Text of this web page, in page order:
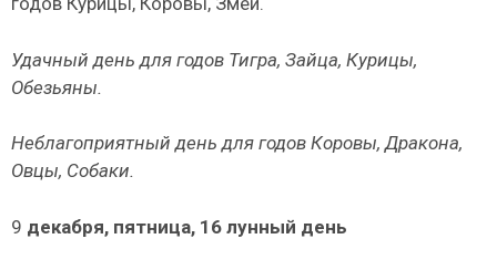
Удачный день для годов Тигра, Зайца, Курицы,
Обезьяны.
Неблагоприятный день для годов Коровы, Дракона,
Овцы, Собаки.
9 декабря, пятница, 16 лунный день